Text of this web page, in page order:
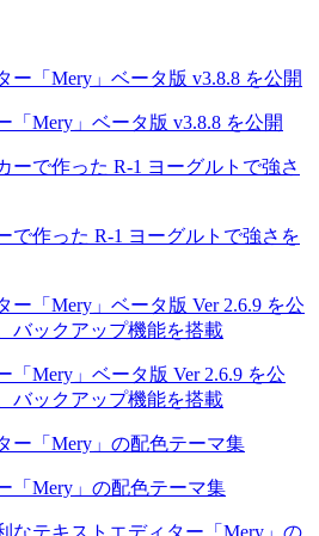
「Mery」ベータ版 v3.8.8 を公開
で作った R-1 ヨーグルトで強さを
「Mery」ベータ版 Ver 2.6.9 を公
バックアップ機能を搭載
「Mery」の配色テーマ集